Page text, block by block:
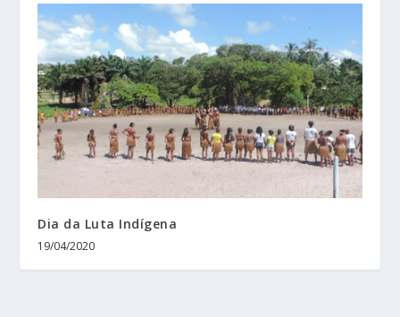
Dia da Luta Indígena
19/04/2020